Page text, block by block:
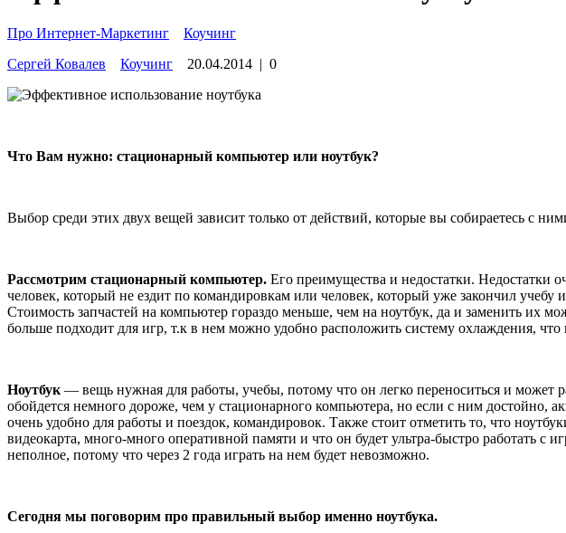
Про Интернет-Маркетинг
Коучинг
Сергей Ковалев
Коучинг 20.04.2014 | 0
Что Вам нужно: стационарный компьютер или ноутбук?
Выбор среди этих двух вещей зависит только от действий, которые вы собираетесь с
Рассмотрим стационарный компьютер. Его преимущества и недостатки. Недостатки
человек, который не ездит по командировкам или человек, который уже закончил
Стоимость запчастей на компьютер гораздо меньше, чем на ноутбук, да и заменить их
больше подходит для игр, т.к в нем можно удобно расположить систему охлаждения, что
Ноутбук — вещь нужная для работы, учебы, потому что он легко переноситься и может
обойдется немного дороже, чем у стационарного компьютера, но если с ним достойно,
очень удобно для работы и поездок, командировок. Также стоит отметить то, что
видеокарта, много-много оперативной памяти и что он будет ультра-быстро работать
неполное, потому что через 2 года играть на нем будет невозможно.
Сегодня мы поговорим про правильный выбор именно ноутбука.